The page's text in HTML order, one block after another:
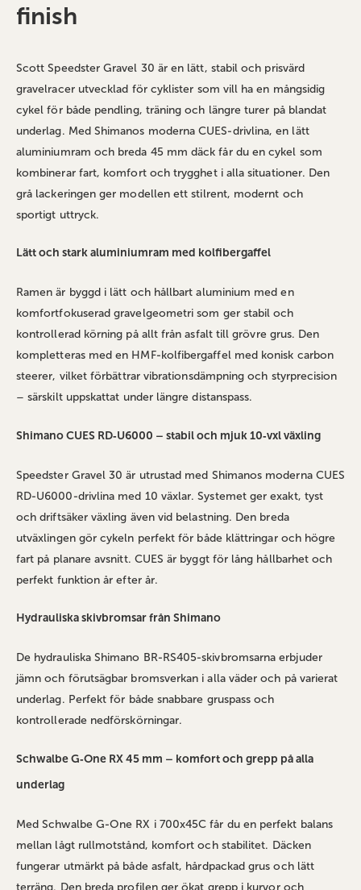
finish
Scott Speedster Gravel 30 är en lätt, stabil och prisvärd
gravelracer utvecklad för cyklister som vill ha en mångsidig
cykel för både pendling, träning och längre turer på blandat
underlag. Med Shimanos moderna CUES‑drivlina, en lätt
aluminiumram och breda 45 mm däck får du en cykel som
kombinerar fart, komfort och trygghet i alla situationer. Den
grå lackeringen ger modellen ett stilrent, modernt och
sportigt uttryck.
Lätt och stark aluminiumram med kolfibergaffel
Ramen är byggd i lätt och hållbart aluminium med en
komfortfokuserad gravelgeometri som ger stabil och
kontrollerad körning på allt från asfalt till grövre grus. Den
kompletteras med en HMF‑kolfibergaffel med konisk carbon
steerer, vilket förbättrar vibrationsdämpning och styrprecision
– särskilt uppskattat under längre distanspass.
Shimano CUES RD‑U6000 – stabil och mjuk 10‑vxl växling
Speedster Gravel 30 är utrustad med Shimanos moderna CUES
RD‑U6000‑drivlina med 10 växlar. Systemet ger exakt, tyst
och driftsäker växling även vid belastning. Den breda
utväxlingen gör cykeln perfekt för både klättringar och högre
fart på planare avsnitt. CUES är byggt för lång hållbarhet och
perfekt funktion år efter år.
Hydrauliska skivbromsar från Shimano
De hydrauliska Shimano BR‑RS405‑skivbromsarna erbjuder
jämn och förutsägbar bromsverkan i alla väder och på varierat
underlag. Perfekt för både snabbare gruspass och
kontrollerade nedförskörningar.
Schwalbe G‑One RX 45 mm – komfort och grepp på alla
underlag
Med Schwalbe G‑One RX i 700x45C får du en perfekt balans
mellan lågt rullmotstånd, komfort och stabilitet. Däcken
fungerar utmärkt på både asfalt, hårdpackad grus och lätt
terräng. Den breda profilen ger ökat grepp i kurvor och